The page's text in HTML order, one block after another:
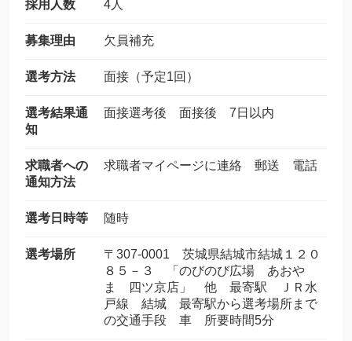
採用人数 4人
募集理由 欠員補充
選考方法 面接（予定1回）
選考結果通
知
面接選考後 面接後 7日以内
求職者への
通知方法
求職者マイページに連絡 郵送 電話
選考日時等 随時
選考場所
〒307-0001 茨城県結城市結城１２０
８５－３ 「のびのび広場 あおや
ま 四ツ京店」 他 最寄駅 ＪＲ水
戸線 結城 最寄駅から選考場所まで
の交通手段 車 所要時間5分